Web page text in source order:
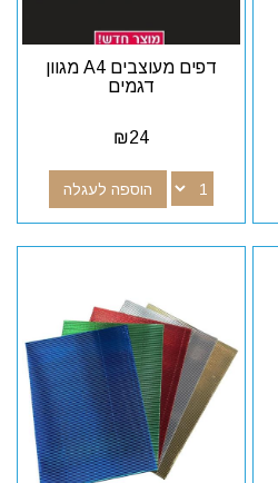
דפים מעוצבים A4 מגוון
דגמים
₪24
הוספה לעגלה